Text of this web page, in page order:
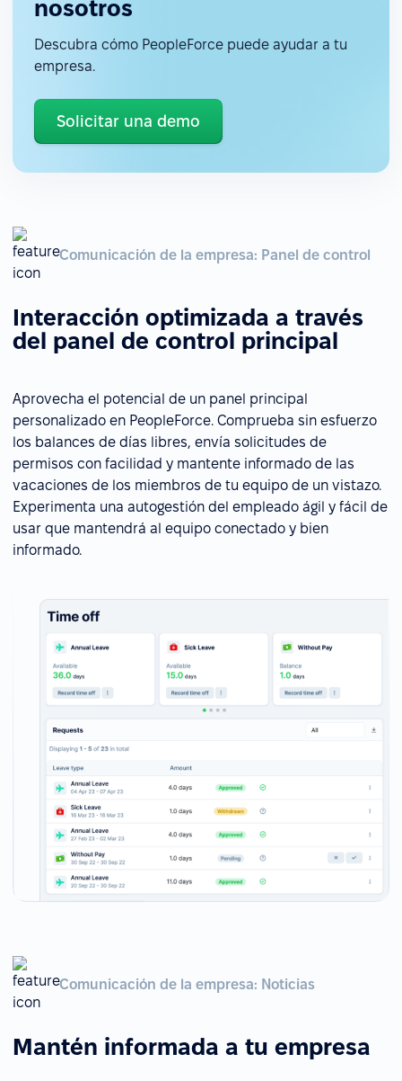
nosotros
Descubra cómo PeopleForce puede ayudar a tu
empresa.
Solicitar una demo
Comunicación de la empresa: Panel de control
Interacción optimizada a través
del panel de control principal
Aprovecha el potencial de un panel principal
personalizado en PeopleForce. Comprueba sin esfuerzo
los balances de días libres, envía solicitudes de
permisos con facilidad y mantente informado de las
vacaciones de los miembros de tu equipo de un vistazo.
Experimenta una autogestión del empleado ágil y fácil de
usar que mantendrá al equipo conectado y bien
informado.
Comunicación de la empresa: Noticias
Mantén informada a tu empresa